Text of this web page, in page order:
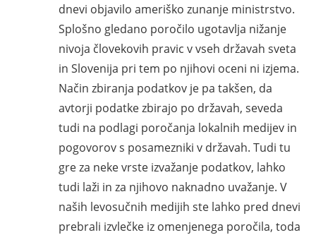
dnevi objavilo ameriško zunanje ministrstvo.
Splošno gledano poročilo ugotavlja nižanje
nivoja človekovih pravic v vseh državah sveta
in Slovenija pri tem po njihovi oceni ni izjema.
Način zbiranja podatkov je pa takšen, da
avtorji podatke zbirajo po državah, seveda
tudi na podlagi poročanja lokalnih medijev in
pogovorov s posamezniki v državah. Tudi tu
gre za neke vrste izvažanje podatkov, lahko
tudi laži in za njihovo naknadno uvažanje. V
naših levosučnih medijih ste lahko pred dnevi
prebrali izvlečke iz omenjenega poročila, toda